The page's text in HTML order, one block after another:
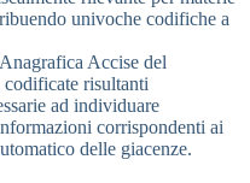
univoche codifiche a
Accise del
risultanti
ad individuare
corrispondenti ai
delle giacenze.